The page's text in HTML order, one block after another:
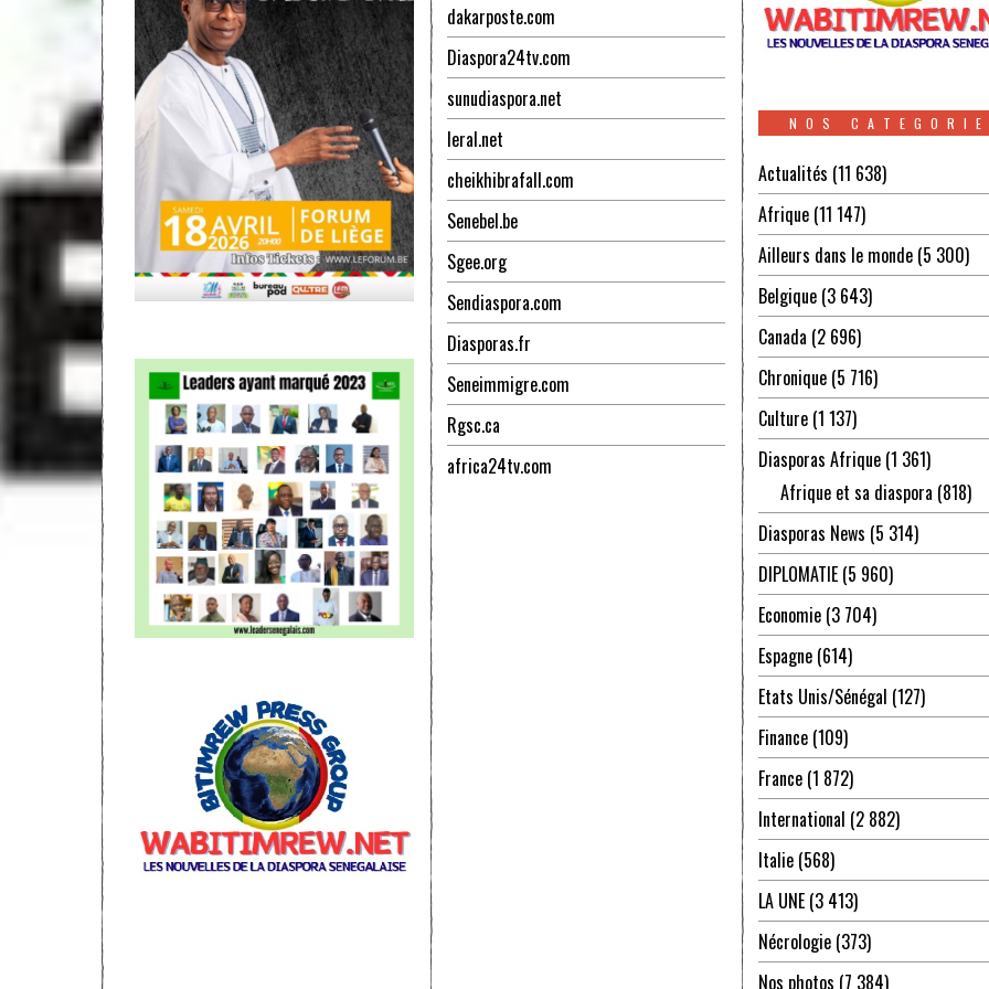
dakarposte.com
Diaspora24tv.com
sunudiaspora.net
leral.net
cheikhibrafall.com
Senebel.be
Sgee.org
Sendiaspora.com
Diasporas.fr
Seneimmigre.com
Rgsc.ca
africa24tv.com
NOS
Actualités (11 638)
Afrique (11 147)
Ailleurs dans le monde (5 300)
Belgique (3 643)
Canada (2 696)
Chronique (5 716)
Culture (1 137)
Diasporas Afrique (1 361)
Afrique et sa diaspora (818)
Diasporas News (5 314)
DIPLOMATIE (5 960)
Economie (3 704)
Espagne (614)
Etats Unis/Sénégal (127)
Finance (109)
France (1 872)
International (2 882)
Italie (568)
LA UNE (3 413)
Nécrologie (373)
Nos photos (7 384)